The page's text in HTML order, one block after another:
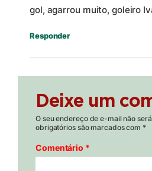
gol, agarrou muito, goleiro
Responder
Deixe um
O seu endereço de e-mail não
obrigatórios são marcados com *
Comentário *